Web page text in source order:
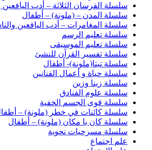
سلسلة الفرسان الثلاثة – أدب اليافعين
سلسلة المدن – (ملونة) – أطفال
سلسلة المغامرات – أدب اليافعين
سلسلة تعليم الرسم
سلسلة تعليم الموسيقى
سلسلة تفسير القرآن للنشئ
سلسلة تيتا(ملونة)- أطفال
سلسلة حياة و أعمال الفنانين
سلسلة زينا وزين
سلسلة علوم الفنادق
سلسلة قوى الجسم الخفية
سلسلة كائنات في خطر (ملونة) –
سلسلة كان يا مكان (ملونة) – أطفال
سلسلة مسرحيات نحوية
علم اجتماع